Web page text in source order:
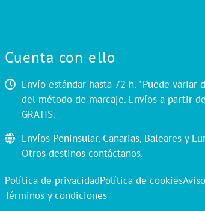
Cuenta con ello
Envío estándar hasta 72 h. *Puede variar
del método de marcaje. Envíos a partir
GRATIS.
Envíos Peninsular, Canarias, Baleares y
Otros destinos contáctanos.
Política de privacidadPolítica de cookies
Términos y condiciones